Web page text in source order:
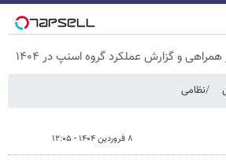
و گزارش عملکرد گروه اسنپ در ۱۴۰۴
نظامی
۸ فروردین ۱۴۰۴ - ۱۲:۰۵